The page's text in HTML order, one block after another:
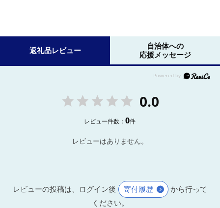
返礼品レビュー
自治体への
応援メッセージ
0.0
レビュー件数：0件
レビューはありません。
レビューの投稿は、ログイン後 寄付履歴
から行って
ください。